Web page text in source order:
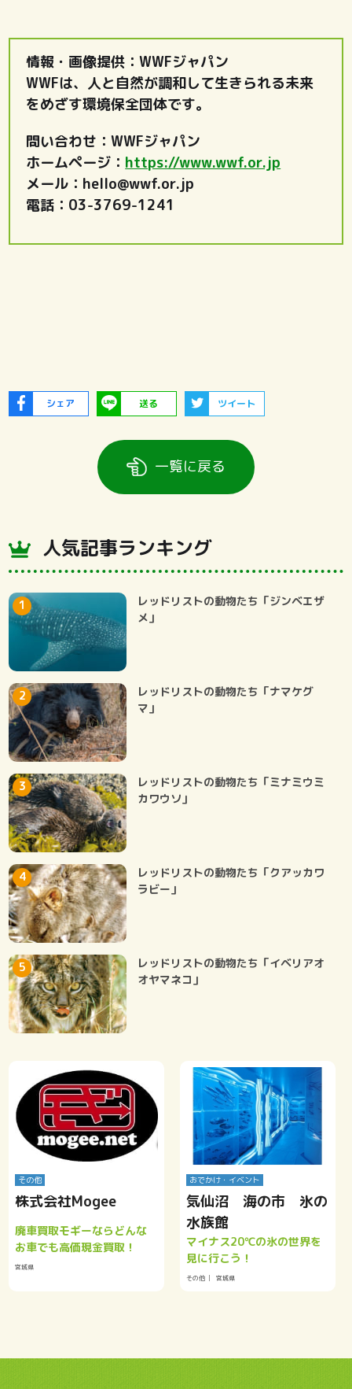
情報・画像提供：WWFジャパン
WWFは、人と自然が調和して生きられる未来
をめざす環境保全団体です。
問い合わせ：WWFジャパン
ホームページ： https://www.wwf.or.jp
メール：hello@wwf.or.jp
電話：03-3769-1241
シェア 送る ツイート
一覧に戻る
人気記事ランキング
レッドリストの動物たち「ジンベエザ
メ」
レッドリストの動物たち「ナマケグ
マ」
レッドリストの動物たち「ミナミウミ
カワウソ」
レッドリストの動物たち「クアッカワ
ラビー」
レッドリストの動物たち「イベリアオ
オヤマネコ」
その他
株式会社Mogee
廃車買取モギーならどんな
お車でも高価現金買取！
宮城県
おでかけ・イベント
気仙沼 海の市 氷の
水族館
マイナス20℃の氷の世界を
見に行こう！
その他 宮城県